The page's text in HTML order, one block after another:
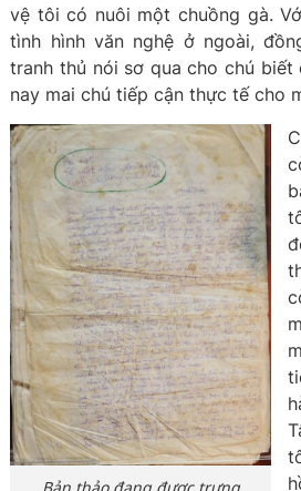
vệ tôi có nuôi một chuồng gà.
tình hình văn nghệ ở ngoài,
tranh thủ nói sơ qua cho chú
nay mai chú tiếp cận thực tế cho